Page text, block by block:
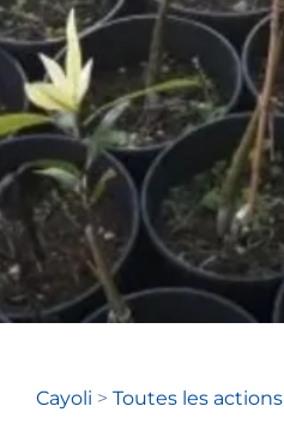
Cayoli > Toutes les actions